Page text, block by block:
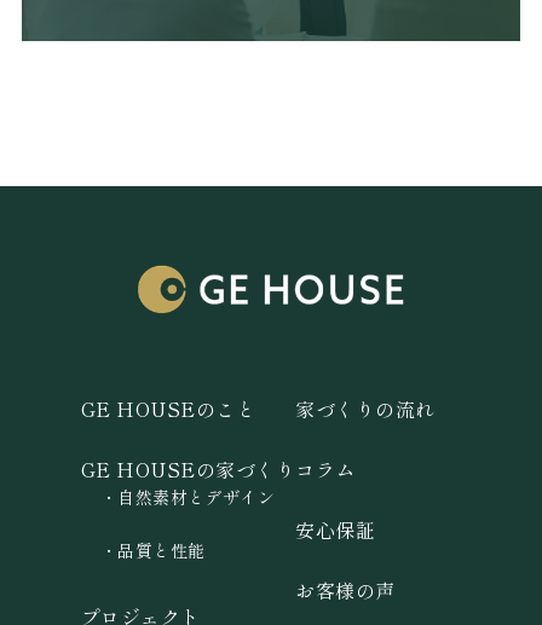
GE HOUSEのこと
GE HOUSEの家づくり
自然素材とデザイン
品質と性能
プロジェクト
家づくりの流れ
コラム
安心保証
お客様の声